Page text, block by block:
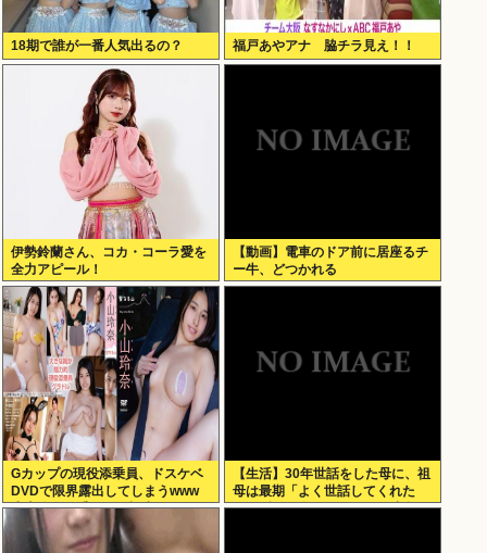
18期で誰が一番人気出るの？ 福戸あやアナ 脇チラ見え！！
伊勢鈴蘭さん、コカ・コーラ愛を
全力アピール！
【動画】電車のドア前に居座るチ
ー牛、どつかれる
Gカップの現役添乗員、ドスケベ
DVDで限界露出してしまうwww
小山玲奈、手ぶらや極小ビキニで
大放出！！新作「聖なる山」の動
画＆画像まとめ！
【生活】30年世話をした母に、祖
母は最期「よく世話してくれた
ね。ずっと嫌いだったのが残念だ